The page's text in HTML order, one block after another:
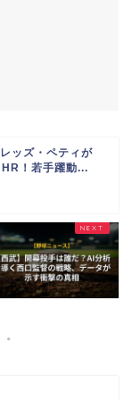
ッズ・ペティが
！若手躍動...